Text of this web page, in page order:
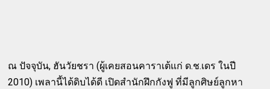
ณ ปัจจุบัน, ฮันวัยชรา (ผู้เคยสอนคาราเต้แก่ ด.ช.เดร ในปี
2010) เพลานี้ได้ดิบได้ดี เปิดสำนักฝึกกังฟู ที่มีลูกศิษย์ลูกหา